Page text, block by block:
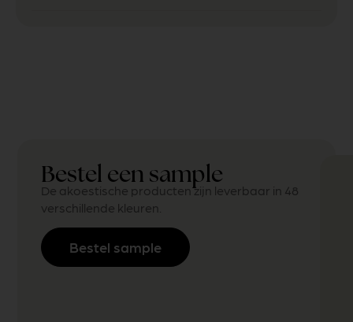
Bestel een sample
De akoestische producten zijn leverbaar in 48
verschillende kleuren.
Bestel sample